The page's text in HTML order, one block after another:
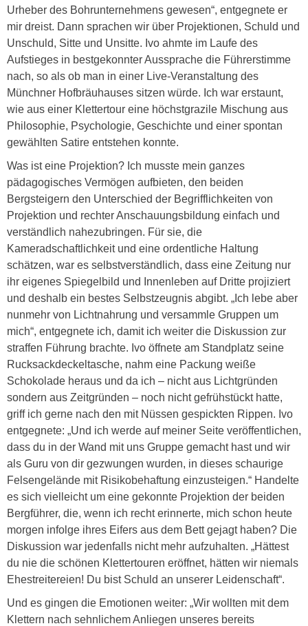
Urheber des Bohrunternehmens gewesen“, entgegnete er
mir dreist. Dann sprachen wir über Projektionen, Schuld und
Unschuld, Sitte und Unsitte. Ivo ahmte im Laufe des
Aufstieges in bestgekonnter Aussprache die Führerstimme
nach, so als ob man in einer Live-Veranstaltung des
Münchner Hofbräuhauses sitzen würde. Ich war erstaunt,
wie aus einer Klettertour eine höchstgrazile Mischung aus
Philosophie, Psychologie, Geschichte und einer spontan
gewählten Satire entstehen konnte.
Was ist eine Projektion? Ich musste mein ganzes
pädagogisches Vermögen aufbieten, den beiden
Bergsteigern den Unterschied der Begrifflichkeiten von
Projektion und rechter Anschauungsbildung einfach und
verständlich nahezubringen. Für sie, die
Kameradschaftlichkeit und eine ordentliche Haltung
schätzen, war es selbstverständlich, dass eine Zeitung nur
ihr eigenes Spiegelbild und Innenleben auf Dritte projiziert
und deshalb ein bestes Selbstzeugnis abgibt. „Ich lebe aber
nunmehr von Lichtnahrung und versammle Gruppen um
mich“, entgegnete ich, damit ich weiter die Diskussion zur
straffen Führung brachte. Ivo öffnete am Standplatz seine
Rucksackdeckeltasche, nahm eine Packung weiße
Schokolade heraus und da ich – nicht aus Lichtgründen
sondern aus Zeitgründen – noch nicht gefrühstückt hatte,
griff ich gerne nach den mit Nüssen gespickten Rippen. Ivo
entgegnete: „Und ich werde auf meiner Seite veröffentlichen,
dass du in der Wand mit uns Gruppe gemacht hast und wir
als Guru von dir gezwungen wurden, in dieses schaurige
Felsengelände mit Risikobehaftung einzusteigen.“ Handelte
es sich vielleicht um eine gekonnte Projektion der beiden
Bergführer, die, wenn ich recht erinnerte, mich schon heute
morgen infolge ihres Eifers aus dem Bett gejagt haben? Die
Diskussion war jedenfalls nicht mehr aufzuhalten. „Hättest
du nie die schönen Klettertouren eröffnet, hätten wir niemals
Ehestreitereien! Du bist Schuld an unserer Leidenschaft“.
Und es gingen die Emotionen weiter: „Wir wollten mit dem
Klettern nach sehnlichem Anliegen unseres bereits